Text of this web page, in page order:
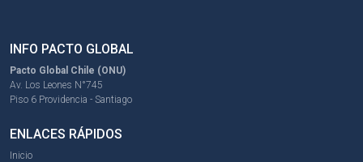
INFO PACTO GLOBAL
Pacto Global Chile (ONU)
Av. Los Leones N°745
Piso 6 Providencia - Santiago
ENLACES RÁPIDOS
Inicio